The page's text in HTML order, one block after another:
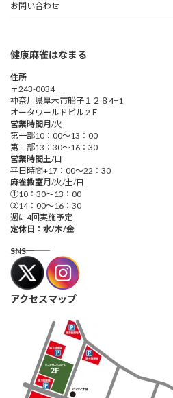
お問い合わせ
健康麻雀はなまる
住所
〒243-0034
神奈川県厚木市船子１２８4−1
オータワールドビル 2Ｆ
営業時間月/火
第一部10：00～13：00
第二部13：30～16：30
営業時間土/日
平日時間+17：00～22：30
麻雀教室月/火/土/日
①10：30～13：00
②14：00～16：30
週に4回実施予定
定休日：水/木/金
―――SNS―――
アクセスマップ